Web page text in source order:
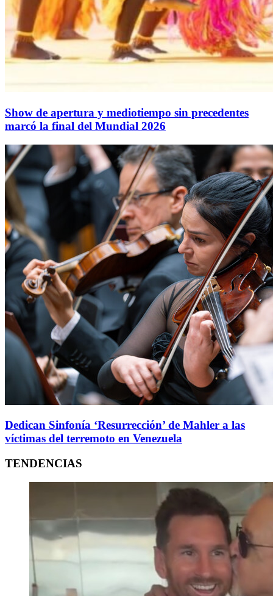
Show de apertura y mediotiempo sin precedentes
marcó la final del Mundial 2026
Dedican Sinfonía ‘Resurrección’ de Mahler a las
víctimas del terremoto en Venezuela
TENDENCIAS